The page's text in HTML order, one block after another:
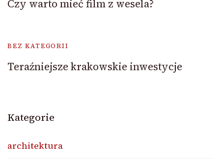
Czy warto mieć film z wesela?
BEZ KATEGORII
Teraźniejsze krakowskie inwestycje
Kategorie
architektura